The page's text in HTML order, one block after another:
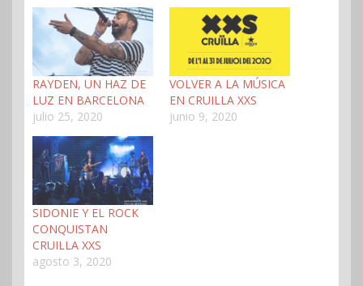
RAYDEN, UN HAZ DE
LUZ EN BARCELONA
julio 25, 2020
VOLVER A LA MÚSICA
EN CRUILLA XXS
junio 9, 2020
SIDONIE Y EL ROCK
CONQUISTAN
CRUILLA XXS
agosto 3, 2020